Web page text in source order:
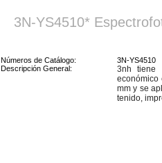
3N-YS4510*
Números de Catálogo:
3N-YS4510
Descripción General:
3nh tiene
económico
mm y se
tenido,